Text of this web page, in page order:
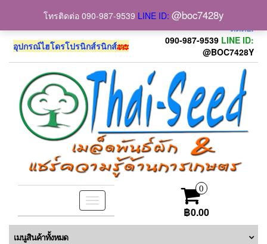
www.thai-seed.com
อุปกรณ์ไฮโดรโปรนิกส์รนิกส์
ติดต่อ090-987-9539- ติดต่อ:
090-987-9539 LINE ID:
@BOC7428Y
Toggle
navigation
0
฿0.00
เมนูสินค้าทั้งหมด
โทรติดต่อ 090-987-9539 LINE ID: @boc7428y